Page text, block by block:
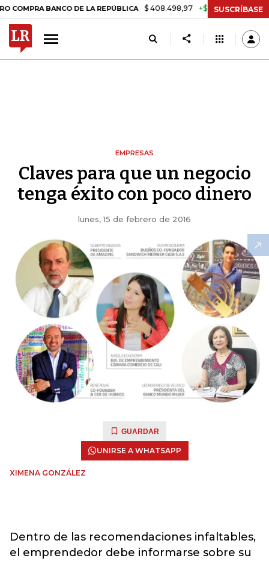
BANCO DE LA REPÚBLICA $ 408.498,97 +$ 8.753,81 +2,19%
SUSCRÍBASE
EMPRESAS
Claves para que un negocio
tenga éxito con poco dinero
lunes, 15 de febrero de 2016
GUARDAR
UNIRSE A WHATSAPP
XIMENA GONZÁLEZ
Dentro de las recomendaciones infaltables,
el emprendedor debe informarse sobre su